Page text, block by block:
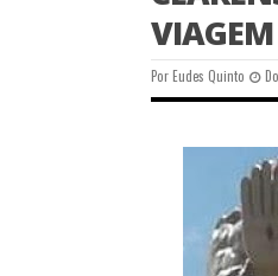
PorEudes Quinto